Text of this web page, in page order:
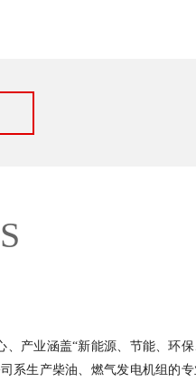
产业涵盖“新能源、节能、环保
系生产柴油、燃气发电机组的